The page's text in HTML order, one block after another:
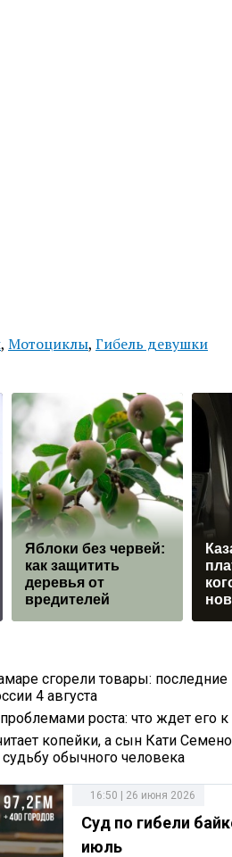
, Мотоциклы, Гибель девушки
Яблоки без червей:
как защитить
деревья от
вредителей
сгорели товары: последние
4 августа
роста: что ждет его к
копейки, а сын Кати
обычного человека
16:50 | 26 июня 2026
Суд по гибели
июль